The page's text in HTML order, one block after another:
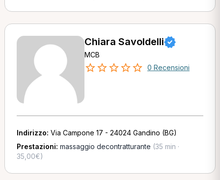
Chiara Savoldelli
MCB
0 Recensioni
Indirizzo: Via Campone 17 - 24024 Gandino (BG)
Prestazioni: massaggio decontratturante (35 min ·
35,00€)